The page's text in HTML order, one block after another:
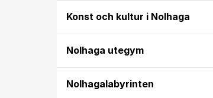
Konst och kultur i Nolhaga
Nolhaga utegym
Nolhagalabyrinten